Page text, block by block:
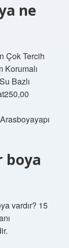
ne
Çok Tercih
Korumalı
Bazlı
boya
vardır? 15